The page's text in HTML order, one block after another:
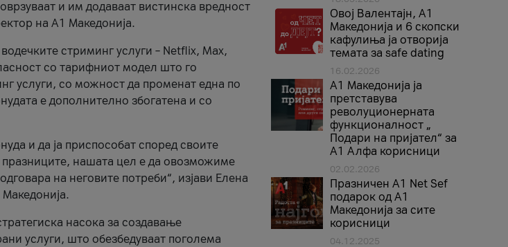
и им додаваат вистинска вредност
на А1 Македонија.
стриминг услуги – Netflix, Max,
со тарифниот модел што го
услуги, со можност да променат една по
е дополнително збогатена и со
и да ја приспособат според своите
празниците, нашата цел е да овозможиме
на неговите потреби“, изјави Елена
насока за создавање
услуги, што обезбедуваат поголема
Овој Валентајн, A1
Македонија и 6 скопски
кафулиња ја отворија
темата за safe dating
16.02.2026
А1 Македонија ја
претставува
револуционерната
функционалност „
Подари на пријател“ за
А1 Алфа корисници
02.02.2026
Празничен A1 Net Sеf
подарок од А1
Македонија за сите
корисници
04.12.2025